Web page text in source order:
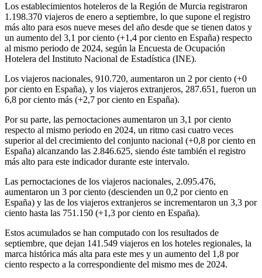
Los establecimientos hoteleros de la Región de Murcia registraron
1.198.370 viajeros de enero a septiembre, lo que supone el registro
más alto para esos nueve meses del año desde que se tienen datos y
un aumento del 3,1 por ciento (+1,4 por ciento en España) respecto
al mismo periodo de 2024, según la Encuesta de Ocupación
Hotelera del Instituto Nacional de Estadística (INE).
Los viajeros nacionales, 910.720, aumentaron un 2 por ciento (+0
por ciento en España), y los viajeros extranjeros, 287.651, fueron un
6,8 por ciento más (+2,7 por ciento en España).
Por su parte, las pernoctaciones aumentaron un 3,1 por ciento
respecto al mismo periodo en 2024, un ritmo casi cuatro veces
superior al del crecimiento del conjunto nacional (+0,8 por ciento en
España) alcanzando las 2.846.625, siendo éste también el registro
más alto para este indicador durante este intervalo.
Las pernoctaciones de los viajeros nacionales, 2.095.476,
aumentaron un 3 por ciento (descienden un 0,2 por ciento en
España) y las de los viajeros extranjeros se incrementaron un 3,3 por
ciento hasta las 751.150 (+1,3 por ciento en España).
Estos acumulados se han computado con los resultados de
septiembre, que dejan 141.549 viajeros en los hoteles regionales, la
marca histórica más alta para este mes y un aumento del 1,8 por
ciento respecto a la correspondiente del mismo mes de 2024.